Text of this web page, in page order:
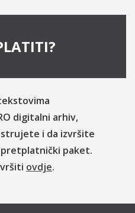
digitalni arhiv,
i da izvršite
paket.
ovdje.